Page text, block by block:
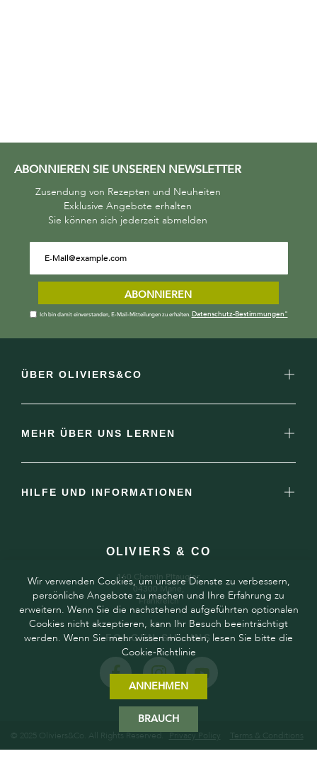
ABONNIEREN SIE UNSEREN NEWSLETTER
Zusendung von Rezepten und Neuheiten
Exklusive Angebote erhalten
Sie können sich jederzeit abmelden
ABONNIEREN
Ich bin damit einverstanden, E-Mail-Mitteilungen zu erhalten. Datenschutz-Bestimmungen"
ÜBER OLIVIERS&CO
MEHR ÜBER UNS LERNEN
HILFE UND INFORMATIONEN
OLIVIERS & CO
160 Chemin Pitaugier,
04300 Mane,
Frankreich
FOLGEN SIE UNS
© 2025 Oliviers&Co. All Rights Reserved. Privacy Policy Terms & Conditions
Wir verwenden Cookies, um unsere Dienste zu verbessern,
persönliche Angebote zu machen und Ihre Erfahrung zu
erweitern. Wenn Sie die nachstehend aufgeführten optionalen
Cookies nicht akzeptieren, kann Ihr Besuch beeinträchtigt
werden. Wenn Sie mehr wissen möchten, lesen Sie bitte die
Cookie-Richtlinie
ANNEHMEN
BRAUCH